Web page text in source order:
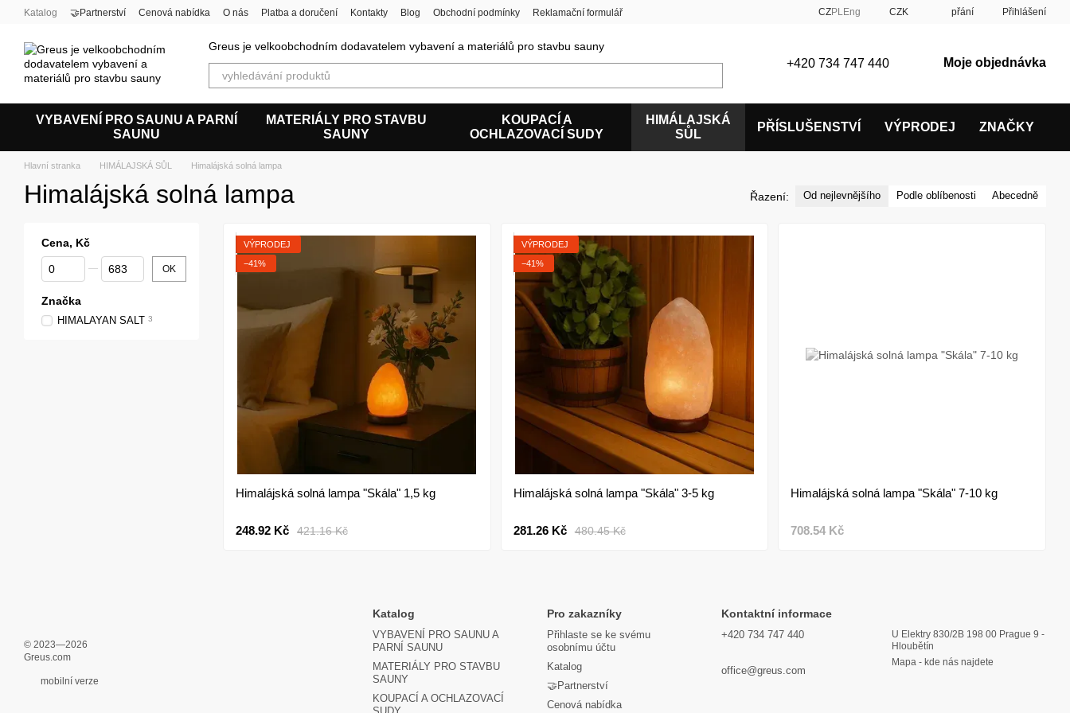
Перейти к основному контенту
Katalog 🤝Partnerství Cenová nabídka O nás Platba a doručení Kontakty Blog Obchodní podmínky
Reklamační formulář
CZPLEng CZK přání Přihlášení
Greus je velkoobchodním dodavatelem vybavení a materiálů pro stavbu sauny
+420 734 747 440 Moje objednávka
VYBAVENÍ PRO SAUNU A PARNÍ
SAUNU
MATERIÁLY PRO STAVBU
SAUNY
KOUPACÍ A
OCHLAZOVACÍ SUDY
HIMÁLAJSKÁ
SŮL
PŘÍSLUŠENSTVÍ VÝPRODEJ ZNAČKY
Hlavní stranka HIMÁLAJSKÁ SŮL Himalájská solná lampa
Himalájská solná lampa Řazení: Od nejlevnějšího Podle oblíbenosti Abecedně
VÝPRODEJ
−41%
Himalájská solná lampa "Skála" 1,5 kg
421.16 Kč
248.92 Kč
VÝPRODEJ
−41%
Himalájská solná lampa "Skála" 3-5 kg
480.45 Kč
281.26 Kč
Himalájská solná lampa "Skála" 7-10 kg
708.54 Kč
Cena, Kč
От Cena, Kč
До Cena, Kč OK
Značka
HIMALAYAN SALT 3
© 2023—2026
Greus.com
mobilní verze
Katalog
VYBAVENÍ PRO SAUNU A
PARNÍ SAUNU
MATERIÁLY PRO STAVBU
SAUNY
KOUPACÍ A OCHLAZOVACÍ
Pro zakazníky
Přihlaste se ke svému
osobnímu účtu
Katalog
🤝Partnerství
Cenová nabídka
Kontaktní informace
+420 734 747 440
office@greus.com
U Elektry 830/2B 198 00 Prague 9 -
Hloubětín
Mapa - kde nás najdete